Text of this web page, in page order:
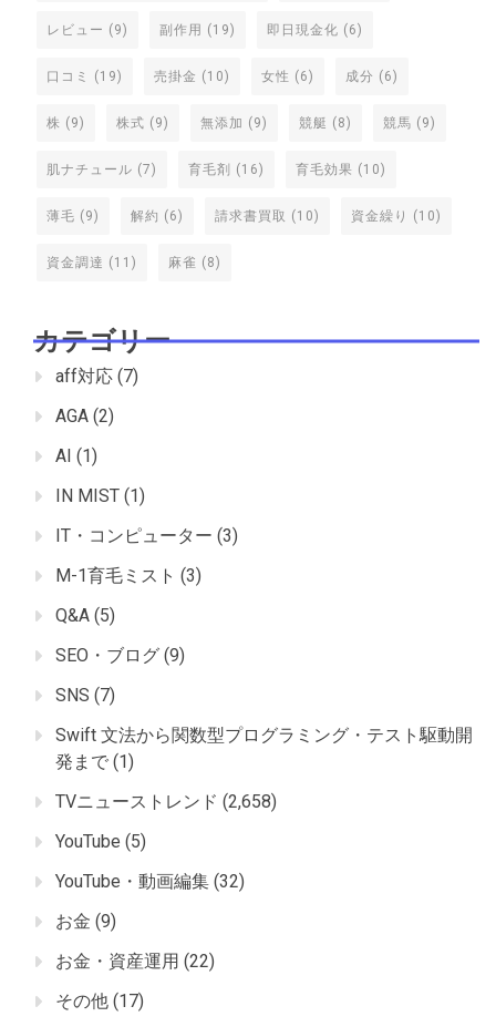
レビュー (9) 副作用 (19) 即日現金化 (6)
口コミ (19) 売掛金 (10) 女性 (6) 成分 (6)
株 (9) 株式 (9) 無添加 (9) 競艇 (8) 競馬 (9)
肌ナチュール (7) 育毛剤 (16) 育毛効果 (10)
薄毛 (9) 解約 (6) 請求書買取 (10) 資金繰り (10)
資金調達 (11) 麻雀 (8)
カテゴリー
aff対応 (7)
AGA (2)
AI (1)
IN MIST (1)
IT・コンピューター (3)
M-1育毛ミスト (3)
Q&A (5)
SEO・ブログ (9)
SNS (7)
Swift 文法から関数型プログラミング・テスト駆動開
発まで (1)
TVニューストレンド (2,658)
YouTube (5)
YouTube・動画編集 (32)
お金 (9)
お金・資産運用 (22)
その他 (17)